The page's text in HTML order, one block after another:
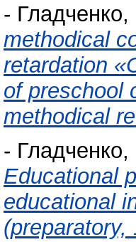
- Гладченко,
methodical
retardation
of preschool
methodical
- Гладченко,
Educational
educational
(preparatory,